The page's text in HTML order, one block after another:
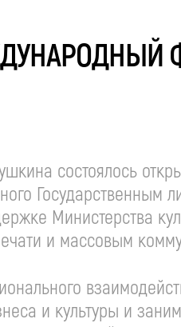
состоялось
Государственным
Министерства
и массовым
и культуры и